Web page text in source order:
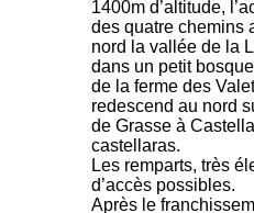
1400m d’altitude,
des quatre chemins
nord la vallée de la
dans un petit
de la ferme des
redescend au nord
de Grasse à
castellaras.
Les remparts, très
d’accès possibles.
Après le